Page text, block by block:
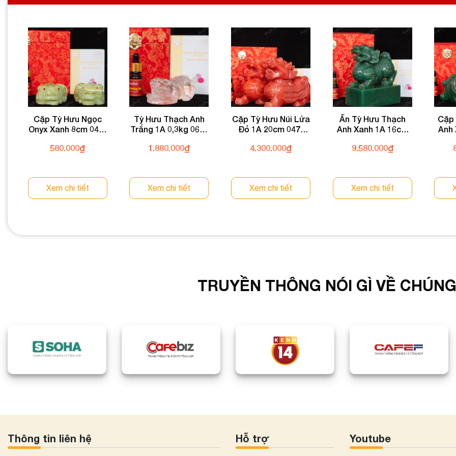
Cặp Tỳ Hưu Ngọc
Onyx Xanh 8cm 047-
580.000₫
Xem chi tiết
Tỳ Hưu Thạch Anh
Trắng 1A 0,3kg 064-
1.880.000₫
Xem chi tiết
Cặp Tỳ Hưu Núi Lửa
Đỏ 1A 20cm 047-
4.300.000₫
Xem chi tiết
Ấn Tỳ Hưu Thạch
Anh Xanh 1A 16cm
9.580.000₫
Xem chi tiết
Cặp
Anh
TRUYỀN THÔNG NÓI GÌ VỀ
Thông tin liên hệ Hỗ trợ Youtube